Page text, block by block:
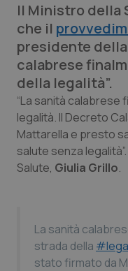
Lettere al
Edizioni Regionali
QS Pro
Professionisti
Abruzzo
Calabria
QS Pro Gold
Asma & BPCO
Il Ministro della
che il
presidente
calabrese
della legalità”.
“La sanità calabrese
legalità. Il Decreto
Mattarella e presto
salute senza
Salute, Giulia Grillo.
La sanità
strada della
stato firmato da